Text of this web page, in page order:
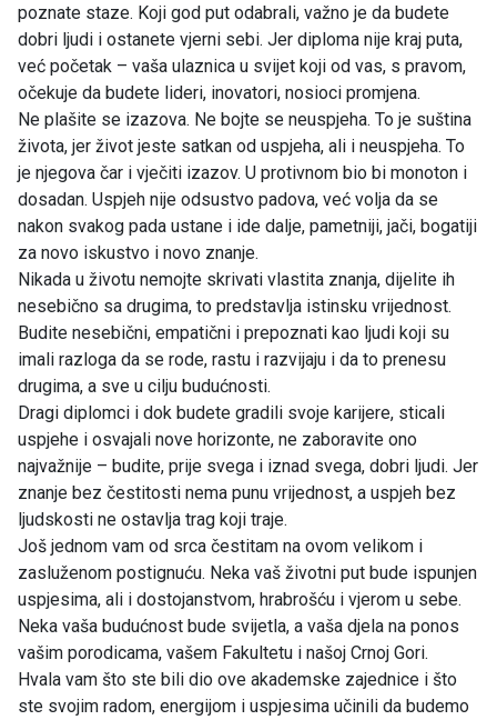
poznate staze. Koji god put odabrali, važno je da budete
dobri ljudi i ostanete vjerni sebi. Jer diploma nije kraj puta,
već početak – vaša ulaznica u svijet koji od vas, s pravom,
očekuje da budete lideri, inovatori, nosioci promjena.
Ne plašite se izazova. Ne bojte se neuspjeha. To je suština
života, jer život jeste satkan od uspjeha, ali i neuspjeha. To
je njegova čar i vječiti izazov. U protivnom bio bi monoton i
dosadan. Uspjeh nije odsustvo padova, već volja da se
nakon svakog pada ustane i ide dalje, pametniji, jači, bogatiji
za novo iskustvo i novo znanje.
Nikada u životu nemojte skrivati vlastita znanja, dijelite ih
nesebično sa drugima, to predstavlja istinsku vrijednost.
Budite nesebični, empatični i prepoznati kao ljudi koji su
imali razloga da se rode, rastu i razvijaju i da to prenesu
drugima, a sve u cilju budućnosti.
Dragi diplomci i dok budete gradili svoje karijere, sticali
uspjehe i osvajali nove horizonte, ne zaboravite ono
najvažnije – budite, prije svega i iznad svega, dobri ljudi. Jer
znanje bez čestitosti nema punu vrijednost, a uspjeh bez
ljudskosti ne ostavlja trag koji traje.
Još jednom vam od srca čestitam na ovom velikom i
zasluženom postignuću. Neka vaš životni put bude ispunjen
uspjesima, ali i dostojanstvom, hrabrošću i vjerom u sebe.
Neka vaša budućnost bude svijetla, a vaša djela na ponos
vašim porodicama, vašem Fakultetu i našoj Crnoj Gori.
Hvala vam što ste bili dio ove akademske zajednice i što
ste svojim radom, energijom i uspjesima učinili da budemo